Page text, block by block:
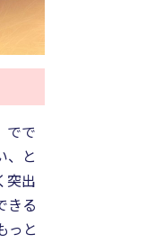
でで
、と
突出
きる
っと